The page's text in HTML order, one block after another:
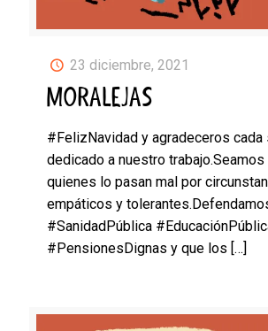
23 diciembre, 2021
MORALEJAS
#FelizNavidad y agradeceros cada
dedicado a nuestro
quienes lo pasan mal por
empáticos y
#SanidadPública
#PensionesDignas y que los […]